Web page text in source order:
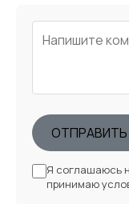
Я соглашаюсь
принимаю